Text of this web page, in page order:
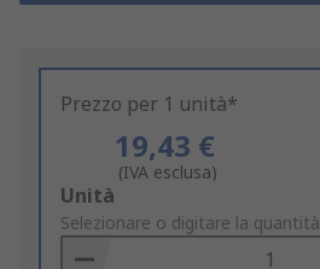
Prezzo per 1 unità*
19,43 €
(IVA esclusa)
Add
to
Basket
Unità
Selezionare o digitare la quantità